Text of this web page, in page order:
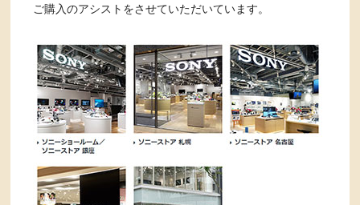
ご購入のアシストをさせていただいています。